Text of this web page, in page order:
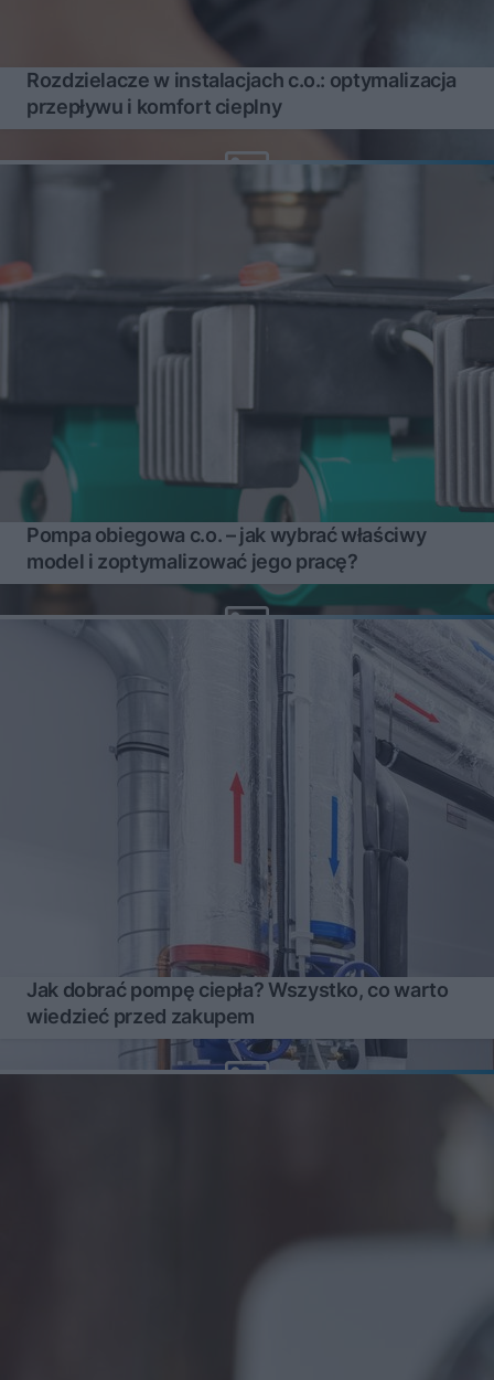
Rozdzielacze w instalacjach c.o.: optymalizacja
przepływu i komfort cieplny
Pompa obiegowa c.o. – jak wybrać właściwy
model i zoptymalizować jego pracę?
Jak dobrać pompę ciepła? Wszystko, co warto
wiedzieć przed zakupem